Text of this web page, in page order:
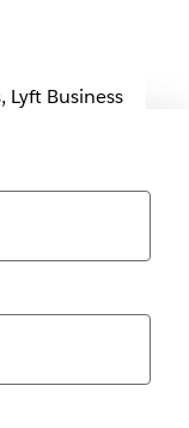
Lyft Business